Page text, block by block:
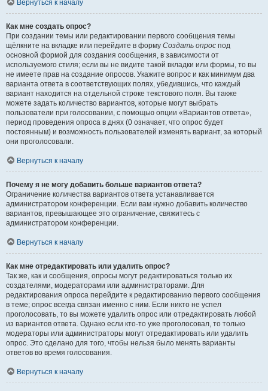
Вернуться к началу
Как мне создать опрос?
При создании темы или редактировании первого сообщения темы
щёлкните на вкладке или перейдите в форму Создать опрос под
основной формой для создания сообщения, в зависимости от
используемого стиля; если вы не видите такой вкладки или формы, то вы
не имеете прав на создание опросов. Укажите вопрос и как минимум два
варианта ответа в соответствующих полях, убедившись, что каждый
вариант находится на отдельной строке текстового поля. Вы также
можете задать количество вариантов, которые могут выбрать
пользователи при голосовании, с помощью опции «Вариантов ответа»,
период проведения опроса в днях (0 означает, что опрос будет
постоянным) и возможность пользователей изменять вариант, за который
они проголосовали.
Вернуться к началу
Почему я не могу добавить больше вариантов ответа?
Ограничение количества вариантов ответа устанавливается
администратором конференции. Если вам нужно добавить количество
вариантов, превышающее это ограничение, свяжитесь с
администратором конференции.
Вернуться к началу
Как мне отредактировать или удалить опрос?
Так же, как и сообщения, опросы могут редактироваться только их
создателями, модераторами или администраторами. Для
редактирования опроса перейдите к редактированию первого сообщения
в теме; опрос всегда связан именно с ним. Если никто не успел
проголосовать, то вы можете удалить опрос или отредактировать любой
из вариантов ответа. Однако если кто-то уже проголосовал, то только
модераторы или администраторы могут отредактировать или удалить
опрос. Это сделано для того, чтобы нельзя было менять варианты
ответов во время голосования.
Вернуться к началу